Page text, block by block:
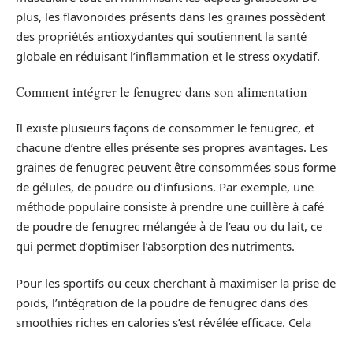
plus, les flavonoïdes présents dans les graines possèdent
des propriétés antioxydantes qui soutiennent la santé
globale en réduisant l’inflammation et le stress oxydatif.
Comment intégrer le fenugrec dans son alimentation
Il existe plusieurs façons de consommer le fenugrec, et
chacune d’entre elles présente ses propres avantages. Les
graines de fenugrec peuvent être consommées sous forme
de gélules, de poudre ou d’infusions. Par exemple, une
méthode populaire consiste à prendre une cuillère à café
de poudre de fenugrec mélangée à de l’eau ou du lait, ce
qui permet d’optimiser l’absorption des nutriments.
Pour les sportifs ou ceux cherchant à maximiser la prise de
poids, l’intégration de la poudre de fenugrec dans des
smoothies riches en calories s’est révélée efficace. Cela